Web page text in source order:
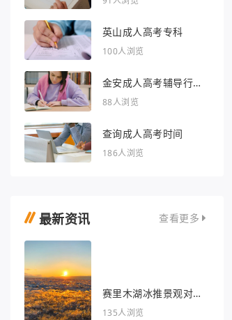
英山成人高考专科
100人浏览
金安成人高考辅导行业
的文章
88人浏览
查询成人高考时间
186人浏览
最新资讯 查看更多
赛里木湖冰推景观对我
眼睛很好
135人浏览